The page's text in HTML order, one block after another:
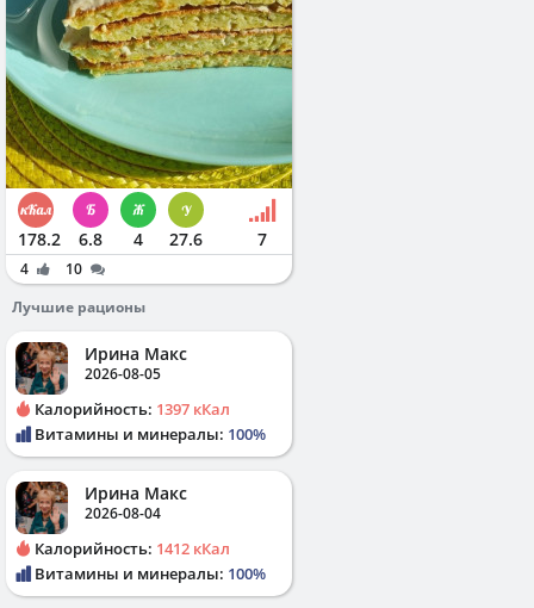
178.2 6.8 4 27.6 7
4
10
Лучшие рационы
Ирина Макс
2026-08-05
Калорийность: 1397 кКал
Витамины и минералы: 100%
Ирина Макс
2026-08-04
Калорийность: 1412 кКал
Витамины и минералы: 100%